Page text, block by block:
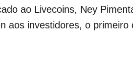
ao Livecoins, Ney
aos investidores, o